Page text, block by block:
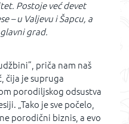
Postoje već devet
– u Valjevu i Šapcu, a
grad.
priča nam naš
čija je supruga
porodiljskog odsustva
„Tako je sve počelo,
porodični biznis, a evo